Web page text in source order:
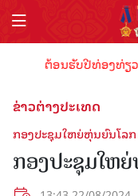
ຕ້ອນຮັບປີທ່ອງທ່ຽວ
ຂ່າວຕ່າງປະເທດ
ກອງປະຊຸມໃຫຍ່ຫຸ່ນຍົນໂລກ
ກອງປະຊຸມໃຫ